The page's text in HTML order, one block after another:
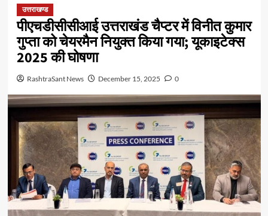
उत्तराखण्ड
पीएचडीसीसीआई उत्तराखंड चैप्टर में विनीत कुमार
गुप्ता को चेयरमैन नियुक्त किया गया; यूकाइटेक्स
2025 की घोषणा
RashtraSant News December 15, 2025 0